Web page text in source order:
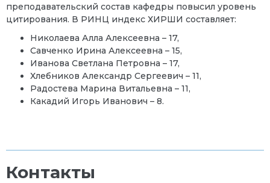
преподавательский состав кафедры повысил уровень
цитирования. В РИНЦ индекс ХИРШИ составляет:
Николаева Алла Алексеевна – 17,
Савченко Ирина Алексеевна – 15,
Иванова Светлана Петровна – 17,
Хлебников Александр Сергеевич – 11,
Радостева Марина Витальевна – 11,
Какадий Игорь Иванович – 8.
Контакты